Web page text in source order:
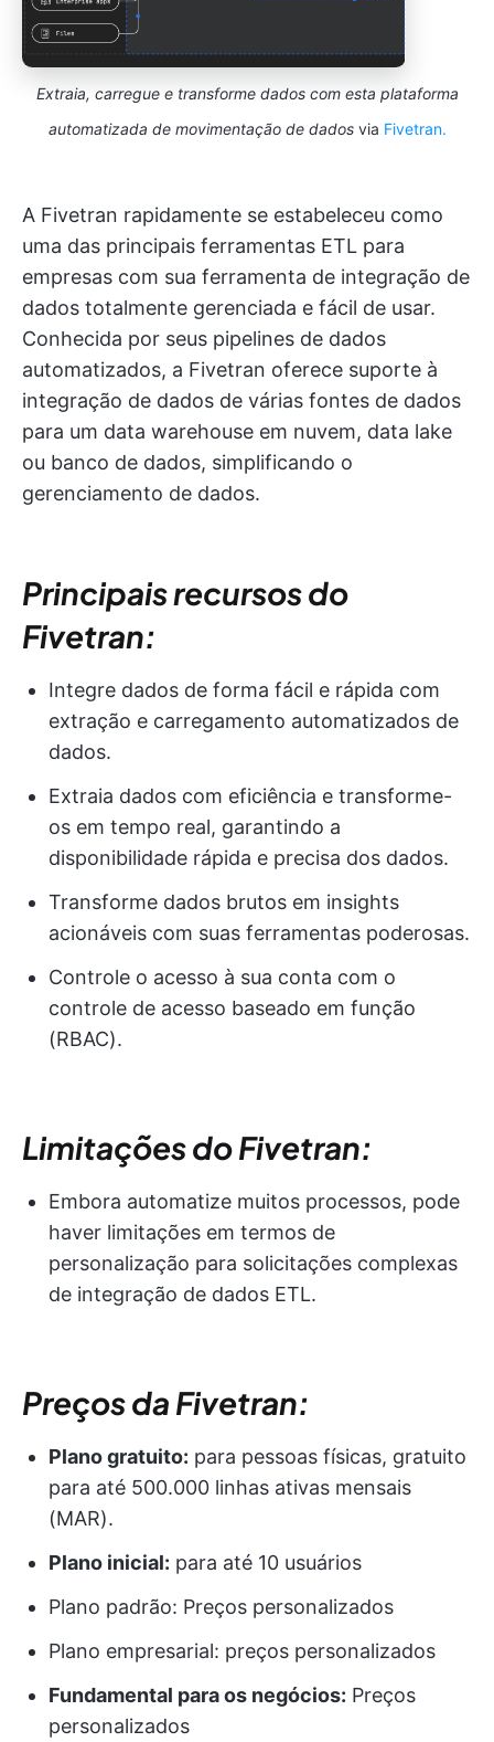
Extraia, carregue e transforme dados com esta plataforma
automatizada de movimentação de dadosvia Fivetran.
A Fivetran rapidamente se estabeleceu como
uma das principais ferramentas ETL para
empresas com sua ferramenta de integração de
dados totalmente gerenciada e fácil de usar.
Conhecida por seus pipelines de dados
automatizados, a Fivetran oferece suporte à
integração de dados de várias fontes de dados
para um data warehouse em nuvem, data lake
ou banco de dados, simplificando o
gerenciamento de dados.
Principais recursos do
Fivetran:
Integre dados de forma fácil e rápida com
extração e carregamento automatizados de
dados.
Extraia dados com eficiência e transforme-
os em tempo real, garantindo a
disponibilidade rápida e precisa dos dados.
Transforme dados brutos em insights
acionáveis com suas ferramentas poderosas.
Controle o acesso à sua conta com o
controle de acesso baseado em função
(RBAC).
Limitações do Fivetran:
Embora automatize muitos processos, pode
haver limitações em termos de
personalização para solicitações complexas
de integração de dados ETL.
Preços da Fivetran:
Plano gratuito: para pessoas físicas, gratuito
para até 500.000 linhas ativas mensais
(MAR).
Plano inicial: para até 10 usuários
Plano padrão: Preços personalizados
Plano empresarial: preços personalizados
Fundamental para os negócios: Preços
personalizados